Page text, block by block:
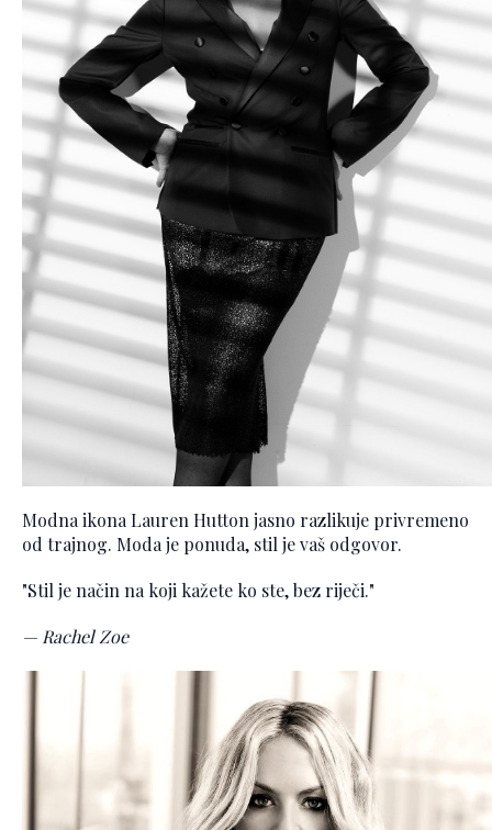
Modna ikona Lauren Hutton jasno razlikuje privremeno
od trajnog. Moda je ponuda, stil je vaš odgovor.
"Stil je način na koji kažete ko ste, bez riječi."
— Rachel Zoe